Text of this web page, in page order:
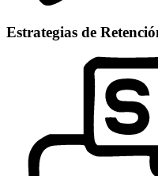
Estrategias de